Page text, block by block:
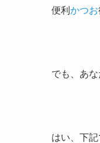
便利 かつお
でも、あ
はい、下